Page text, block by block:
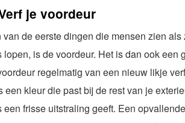
je voordeur
van de eerste dingen die mensen zien als
lopen, is de voordeur. Het is dan ook een
regelmatig van een nieuw likje
een kleur die past bij de rest van je
een frisse uitstraling geeft. Een